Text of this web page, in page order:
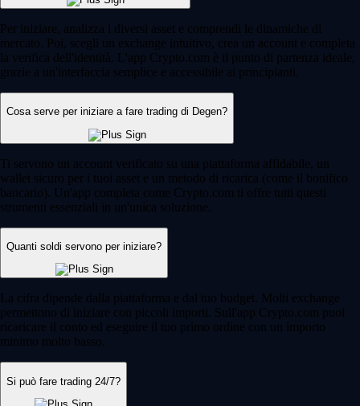
Per iniziare, analizza i diversi asset e comprendi le dinamiche di
mercato. Poi, scegli un exchange intuitivo, crea un account e completa
la verifica dell'identità. L'app Crypto.com è il punto di partenza ideale,
grazie a un'interfaccia semplice e accessibile ai principianti.
Cosa serve per iniziare a fare trading di Degen?
Ti servono un account verificato su una piattaforma affidabile, un
wallet sicuro per i tuoi asset e un metodo di ricarica (come il bonifico
bancario). Un'app completa come Crypto.com ti offre tutti questi
strumenti essenziali in un'unica soluzione.
Quanti soldi servono per iniziare?
La cifra dipende dalla piattaforma e dal tuo budget. Molti exchange
permettono di iniziare con piccoli importi. Sull'app Crypto.com puoi
ricaricare il conto ed eseguire il tuo primo ordine con un importo
minimo molto basso.
Si può fare trading 24/7?